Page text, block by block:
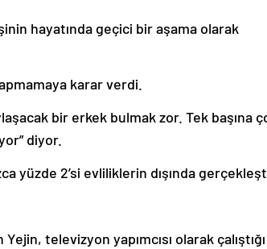
hayatında geçici bir aşama olarak
karar verdi.
bir erkek bulmak zor. Tek başına
diyor.
yüzde 2’si evliliklerin dışında
televizyon yapımcısı olarak